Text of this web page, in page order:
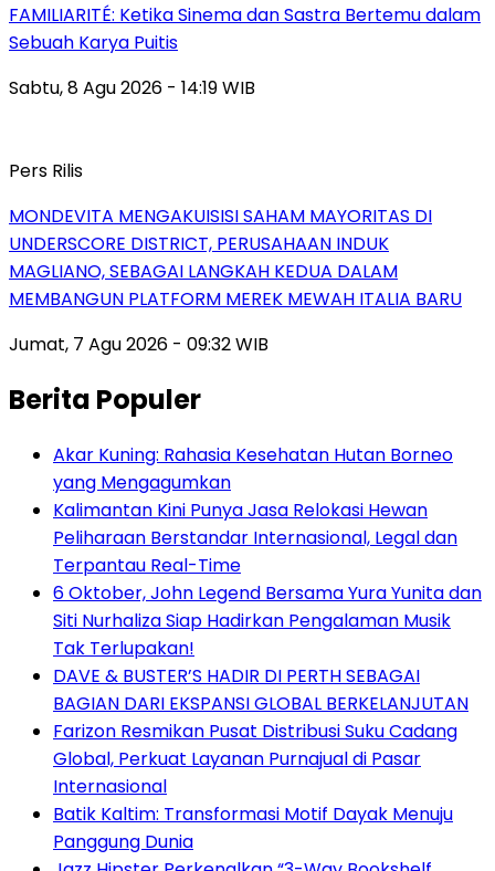
FAMILIARITÉ: Ketika Sinema dan Sastra Bertemu dalam
Sebuah Karya Puitis
Sabtu, 8 Agu 2026 - 14:19 WIB
Pers Rilis
MONDEVITA MENGAKUISISI SAHAM MAYORITAS DI
UNDERSCORE DISTRICT, PERUSAHAAN INDUK
MAGLIANO, SEBAGAI LANGKAH KEDUA DALAM
MEMBANGUN PLATFORM MEREK MEWAH ITALIA BARU
Jumat, 7 Agu 2026 - 09:32 WIB
Berita Populer
Akar Kuning: Rahasia Kesehatan Hutan Borneo
yang Mengagumkan
Kalimantan Kini Punya Jasa Relokasi Hewan
Peliharaan Berstandar Internasional, Legal dan
Terpantau Real-Time
6 Oktober, John Legend Bersama Yura Yunita dan
Siti Nurhaliza Siap Hadirkan Pengalaman Musik
Tak Terlupakan!
DAVE & BUSTER’S HADIR DI PERTH SEBAGAI
BAGIAN DARI EKSPANSI GLOBAL BERKELANJUTAN
Farizon Resmikan Pusat Distribusi Suku Cadang
Global, Perkuat Layanan Purnajual di Pasar
Internasional
Batik Kaltim: Transformasi Motif Dayak Menuju
Panggung Dunia